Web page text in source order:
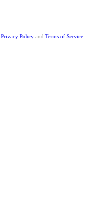
Privacy Policy and Terms of Service